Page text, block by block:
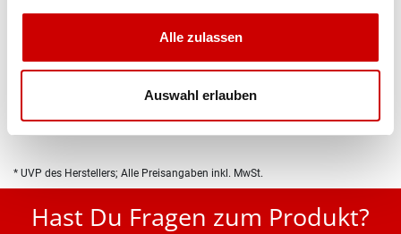
Alle zulassen
Auswahl erlauben
Eigenschaften
* UVP des Herstellers; Alle Preisangaben inkl. MwSt.
Hast Du Fragen zum Produkt?